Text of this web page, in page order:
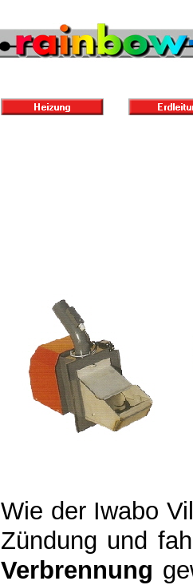
Wie der Iwabo
Zündung und
Verbrennung